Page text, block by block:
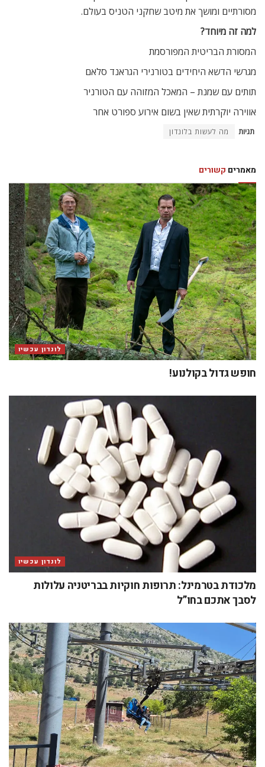
מסורתיים ומושך את מיטב שחקני הטניס בעולם.
למה זה מיוחד?
המסורת הבריטית המפורסמת
מגרשי הדשא היחידים בטורנירי הגראנד סלאם
תותים עם שמנת – המאכל המזוהה עם הטורניר
אווירה יוקרתית שאין בשום אירוע ספורט אחר
תגיות מה לעשות בלונדון
מאמרים קשורים
לונדון עכשיו
חופש גדול בקולנוע!
לונדון עכשיו
מלכודת בטרמינל: תרופות חוקיות בבריטניה עלולות
לסבך אתכם בחו”ל